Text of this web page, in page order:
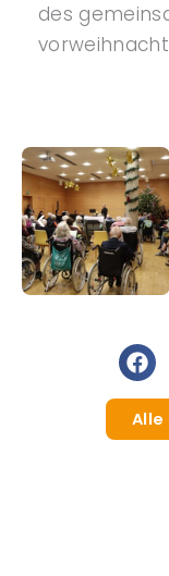
des
Alle